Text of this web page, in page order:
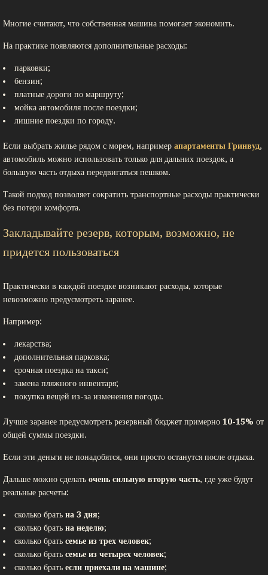
Многие считают, что собственная машина помогает экономить.
На практике появляются дополнительные расходы:
парковки;
бензин;
платные дороги по маршруту;
мойка автомобиля после поездки;
лишние поездки по городу.
Если выбрать жилье рядом с морем, например апартаменты Гринвуд,
автомобиль можно использовать только для дальних поездок, а
большую часть отдыха передвигаться пешком.
Такой подход позволяет сократить транспортные расходы практически
без потери комфорта.
Закладывайте резерв, которым, возможно, не
придется пользоваться
Практически в каждой поездке возникают расходы, которые
невозможно предусмотреть заранее.
Например:
лекарства;
дополнительная парковка;
срочная поездка на такси;
замена пляжного инвентаря;
покупка вещей из-за изменения погоды.
Лучше заранее предусмотреть резервный бюджет примерно 10-15% от
общей суммы поездки.
Если эти деньги не понадобятся, они просто останутся после отдыха.
Дальше можно сделать очень сильную вторую часть, где уже будут
реальные расчеты:
сколько брать на 3 дня;
сколько брать на неделю;
сколько брать семье из трех человек;
сколько брать семье из четырех человек;
сколько брать если приехали на машине;